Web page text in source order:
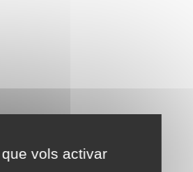
vols activar